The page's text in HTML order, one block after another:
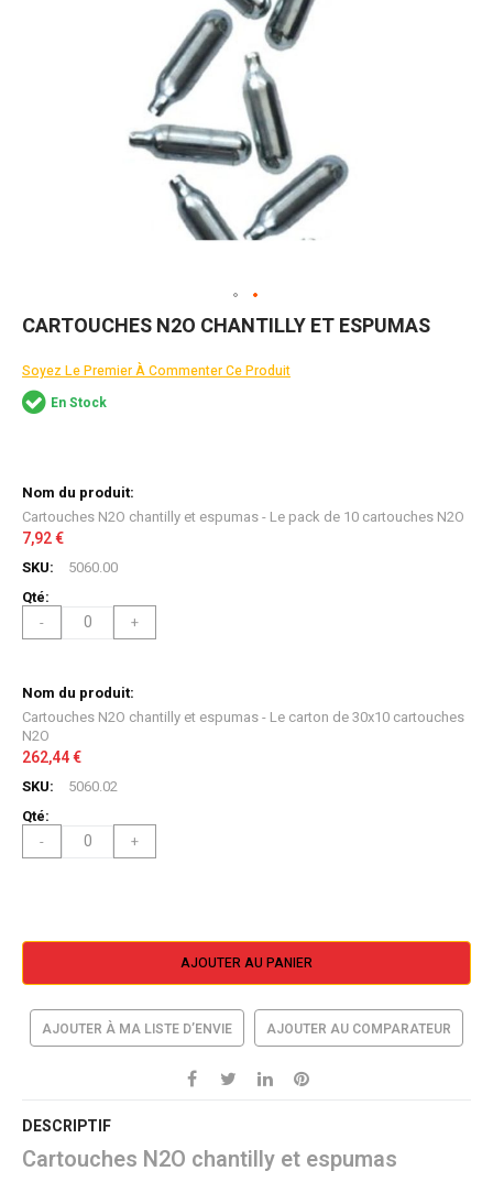
Skip
beginning
of
the
CARTOUCHES N2O CHANTILLY ET ESPUMAS
Soyez Le Premier À Commenter Ce Produit
En Stock
du
produit
groupé
Cartouches N2O chantilly et espumas - Le pack de 10 cartouches N2O
7,92 €
5060.00
- +
Cartouches N2O chantilly et espumas - Le carton de 30x10 cartouches
N2O
262,44 €
5060.02
- +
AJOUTER AU PANIER
AJOUTER À MA LISTE D’ENVIE AJOUTER AU COMPARATEUR
DESCRIPTIF
Cartouches N2O chantilly et espumas